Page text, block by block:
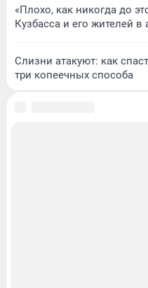
«Плохо, как никогда до
Кузбасса и его жителей в
Слизни атакуют: как
три копеечных способа